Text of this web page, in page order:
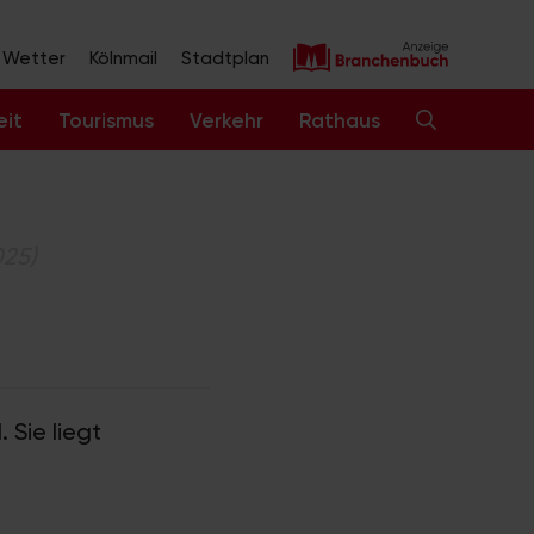
Wetter Kölnmail Stadtplan
Tourismus Verkehr Rathaus
Sie liegt